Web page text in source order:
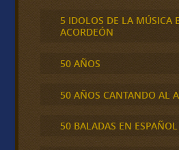
5 IDOLOS DE LA MÚSICA
ACORDEÓN
50 AÑOS
50 AÑOS CANTANDO AL
50 BALADAS EN ESPAÑOL